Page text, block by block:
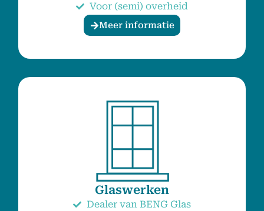
Voor (semi) overheid
Meer informatie
Glaswerken
Dealer van BENG Glas